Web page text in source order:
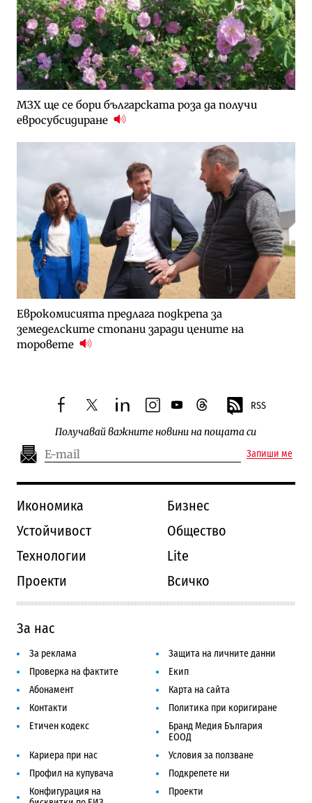
МЗХ ще се бори българската роза да получи
евросубсидиране
Еврокомисията предлага подкрепа за
земеделските стопани заради цените на
торовете
facebooktwitterlinkedininstagram
youtubethreads RSS
Получавай важните новини на пощата си
Запиши ме
Икономика
Бизнес
Устойчивост
Общество
Технологии
Lite
Проекти
Всичко
За нас
За реклама
Защита на личните данни
Проверка на фактите
Екип
Абонамент
Карта на сайта
Контакти
Политика при коригиране
Етичен кодекс
Бранд Медия България
ЕООД
Кариера при нас
Условия за ползване
Профил на купувача
Подкрепете ни
Конфигурация на
Проекти